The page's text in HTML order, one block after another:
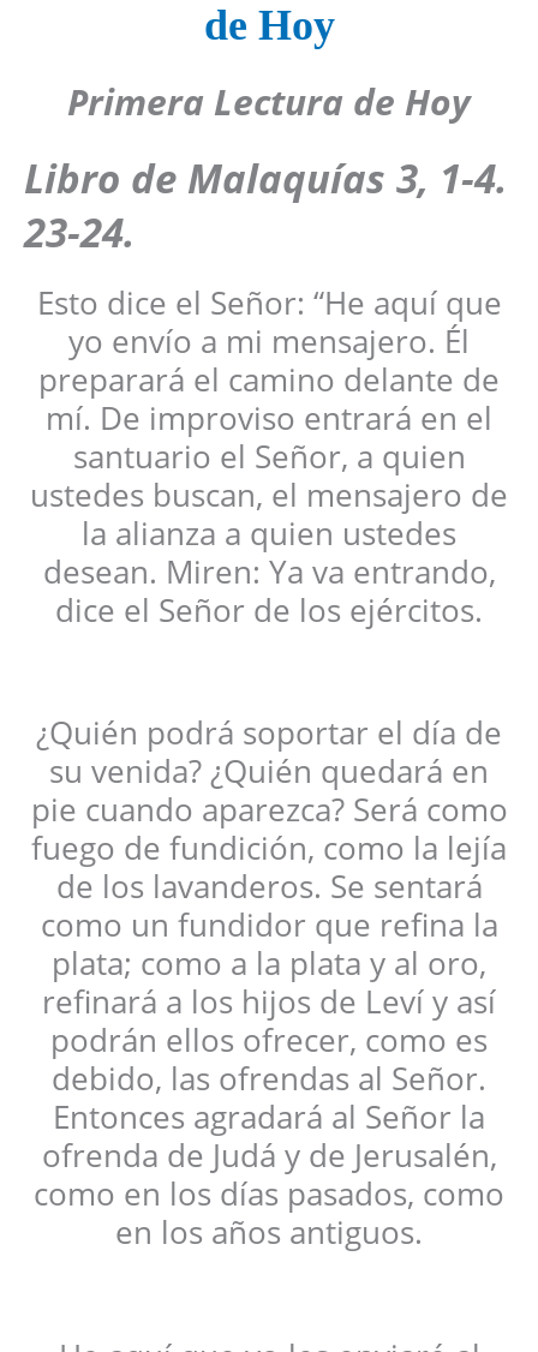
de Hoy
Primera Lectura de Hoy
Libro de Malaquías 3, 1-4.
23-24.
Esto dice el Señor: “He aquí que
yo envío a mi mensajero. Él
preparará el camino delante de
mí. De improviso entrará en el
santuario el Señor, a quien
ustedes buscan, el mensajero de
la alianza a quien ustedes
desean. Miren: Ya va entrando,
dice el Señor de los ejércitos.
¿Quién podrá soportar el día de
su venida? ¿Quién quedará en
pie cuando aparezca? Será como
fuego de fundición, como la lejía
de los lavanderos. Se sentará
como un fundidor que refina la
plata; como a la plata y al oro,
refinará a los hijos de Leví y así
podrán ellos ofrecer, como es
debido, las ofrendas al Señor.
Entonces agradará al Señor la
ofrenda de Judá y de Jerusalén,
como en los días pasados, como
en los años antiguos.